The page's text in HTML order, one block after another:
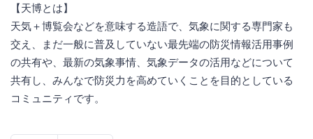
【天博とは】
天気＋博覧会などを意味する造語で、気象に関する専門家も
交え、まだ一般に普及していない最先端の防災情報活用事例
の共有や、最新の気象事情、気象データの活用などについて
共有し、みんなで防災力を高めていくことを目的としている
コミュニティです。